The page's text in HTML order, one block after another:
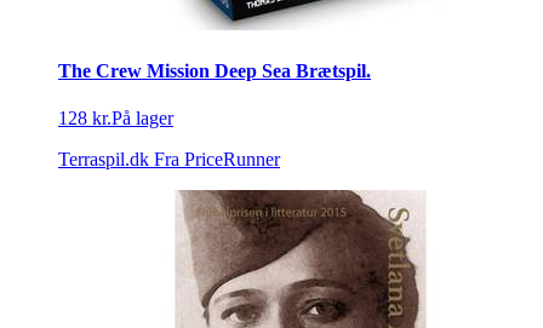
The Crew Mission Deep Sea Brætspil.
128 kr.På lager
Terraspil.dk Fra PriceRunner